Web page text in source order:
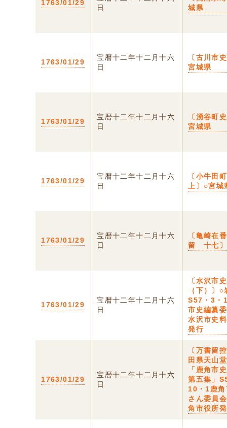
1763/01/29
日
城県
1763/01/29
宝暦十二年十二月十六
日
〔古川市
宮城県
1763/01/29
宝暦十二年十二月十六
日
〔湧谷町
宮城県
1763/01/29
宝暦十二年十二月十六
日
〔小牛
上〕○宮城
1763/01/29
宝暦十二年十二月十六
日
〔亀崎在
留 十七
1763/01/29
宝暦十二年十二月十六
日
〔水沢市
（下）〕
S57・3
市史編纂
水沢市史
発行
1763/01/29
宝暦十二年十二月十六
日
〔万書留
田県天山
「鹿角市
第五集」
10・1鹿角
さん委員
角市役所